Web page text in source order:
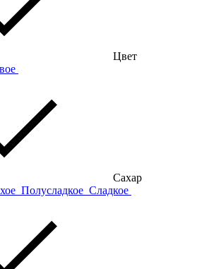
Цвет
Сахар
Полусладкое Сладкое